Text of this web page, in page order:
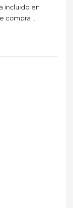
incluido en
compra ...